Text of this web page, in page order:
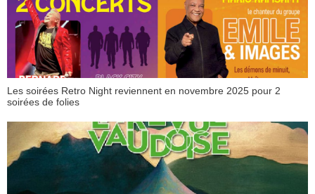
Les soirées Retro Night reviennent en novembre 2025 pour 2
soirées de folies